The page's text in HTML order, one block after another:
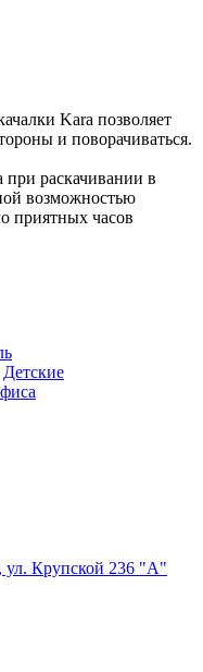
Kara позволяет
и поворачиваться.
при раскачивании в
возможностью
приятных часов
Детские
ул. Крупской 236 "А"